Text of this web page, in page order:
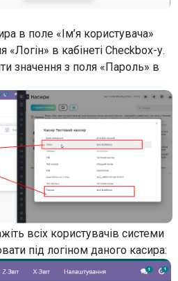
в поле «Ім’я користувача»
«Логін» в кабінеті Checkbox-у.
значення з поля «Пароль» в
всіх користувачів системи
під логіном даного касира: